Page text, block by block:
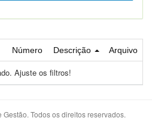
Número Descrição Arquivo
Ajuste os filtros!
Todos os direitos reservados.